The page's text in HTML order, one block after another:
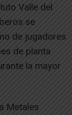
Valle del
se
de jugadores
de planta
la mayor
Metales